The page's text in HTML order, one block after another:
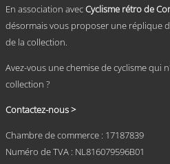
En association avecCyclisme rétro de
désormais vous proposer une réplique
de la collection.
Avez-vous une chemise de cyclisme qui
collection ?
Contactez-nous >
Chambre de commerce : 17187839
Numéro de TVA : NL816079596B01